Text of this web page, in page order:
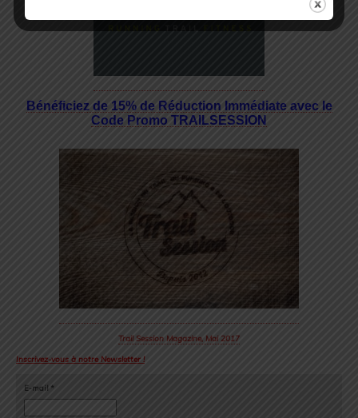
Bénéficiez de 15% de Réduction Immédiate avec le
Code Promo TRAILSESSION
Trail Session Magazine, Mai 2017
Inscrivez-vous à notre Newsletter !
E-mail *